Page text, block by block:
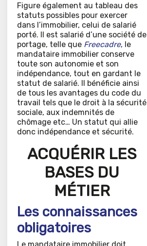
Figure également au tableau des
statuts possibles pour exercer
dans l’immobilier, celui de salarié
porté. Il est salarié d’une société de
portage, telle que Freecadre, le
mandataire immobilier conserve
toute son autonomie et son
indépendance, tout en gardant le
statut de salarié. Il bénéficie ainsi
de tous les avantages du code du
travail tels que le droit à la sécurité
sociale, aux indemnités de
chômage etc… Un statut qui allie
donc indépendance et sécurité.
ACQUÉRIR LES
BASES DU
MÉTIER
Les connaissances
obligatoires
Le mandataire immobilier doit